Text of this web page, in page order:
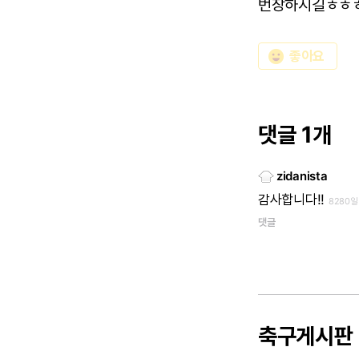
번창하시길ㅎㅎ
emoji_emotions 좋아요
댓글 1개
zidanista
감사합니다!! 8280일
댓글
축구게시판